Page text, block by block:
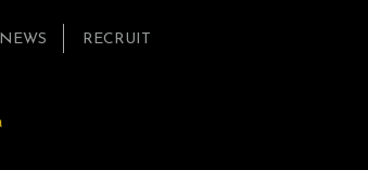
NEWS RECRUIT